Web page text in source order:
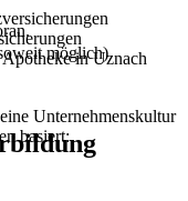
möglich)
in Uznach
Unternehmenskultur
basiert: